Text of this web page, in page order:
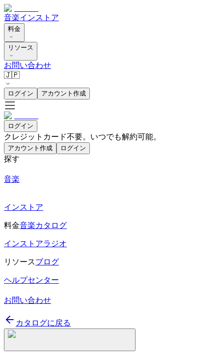
音楽インストア
料金
リソース
お問い合わせ
🇯🇵
ログイン アカウント作成
ログイン
クレジットカード不要。いつでも解約可能。
アカウント作成 ログイン
探す
音楽
インストア
料金音楽カタログ
インストアラジオ
リソースブログ
ヘルプセンター
お問い合わせ
カタログに戻る